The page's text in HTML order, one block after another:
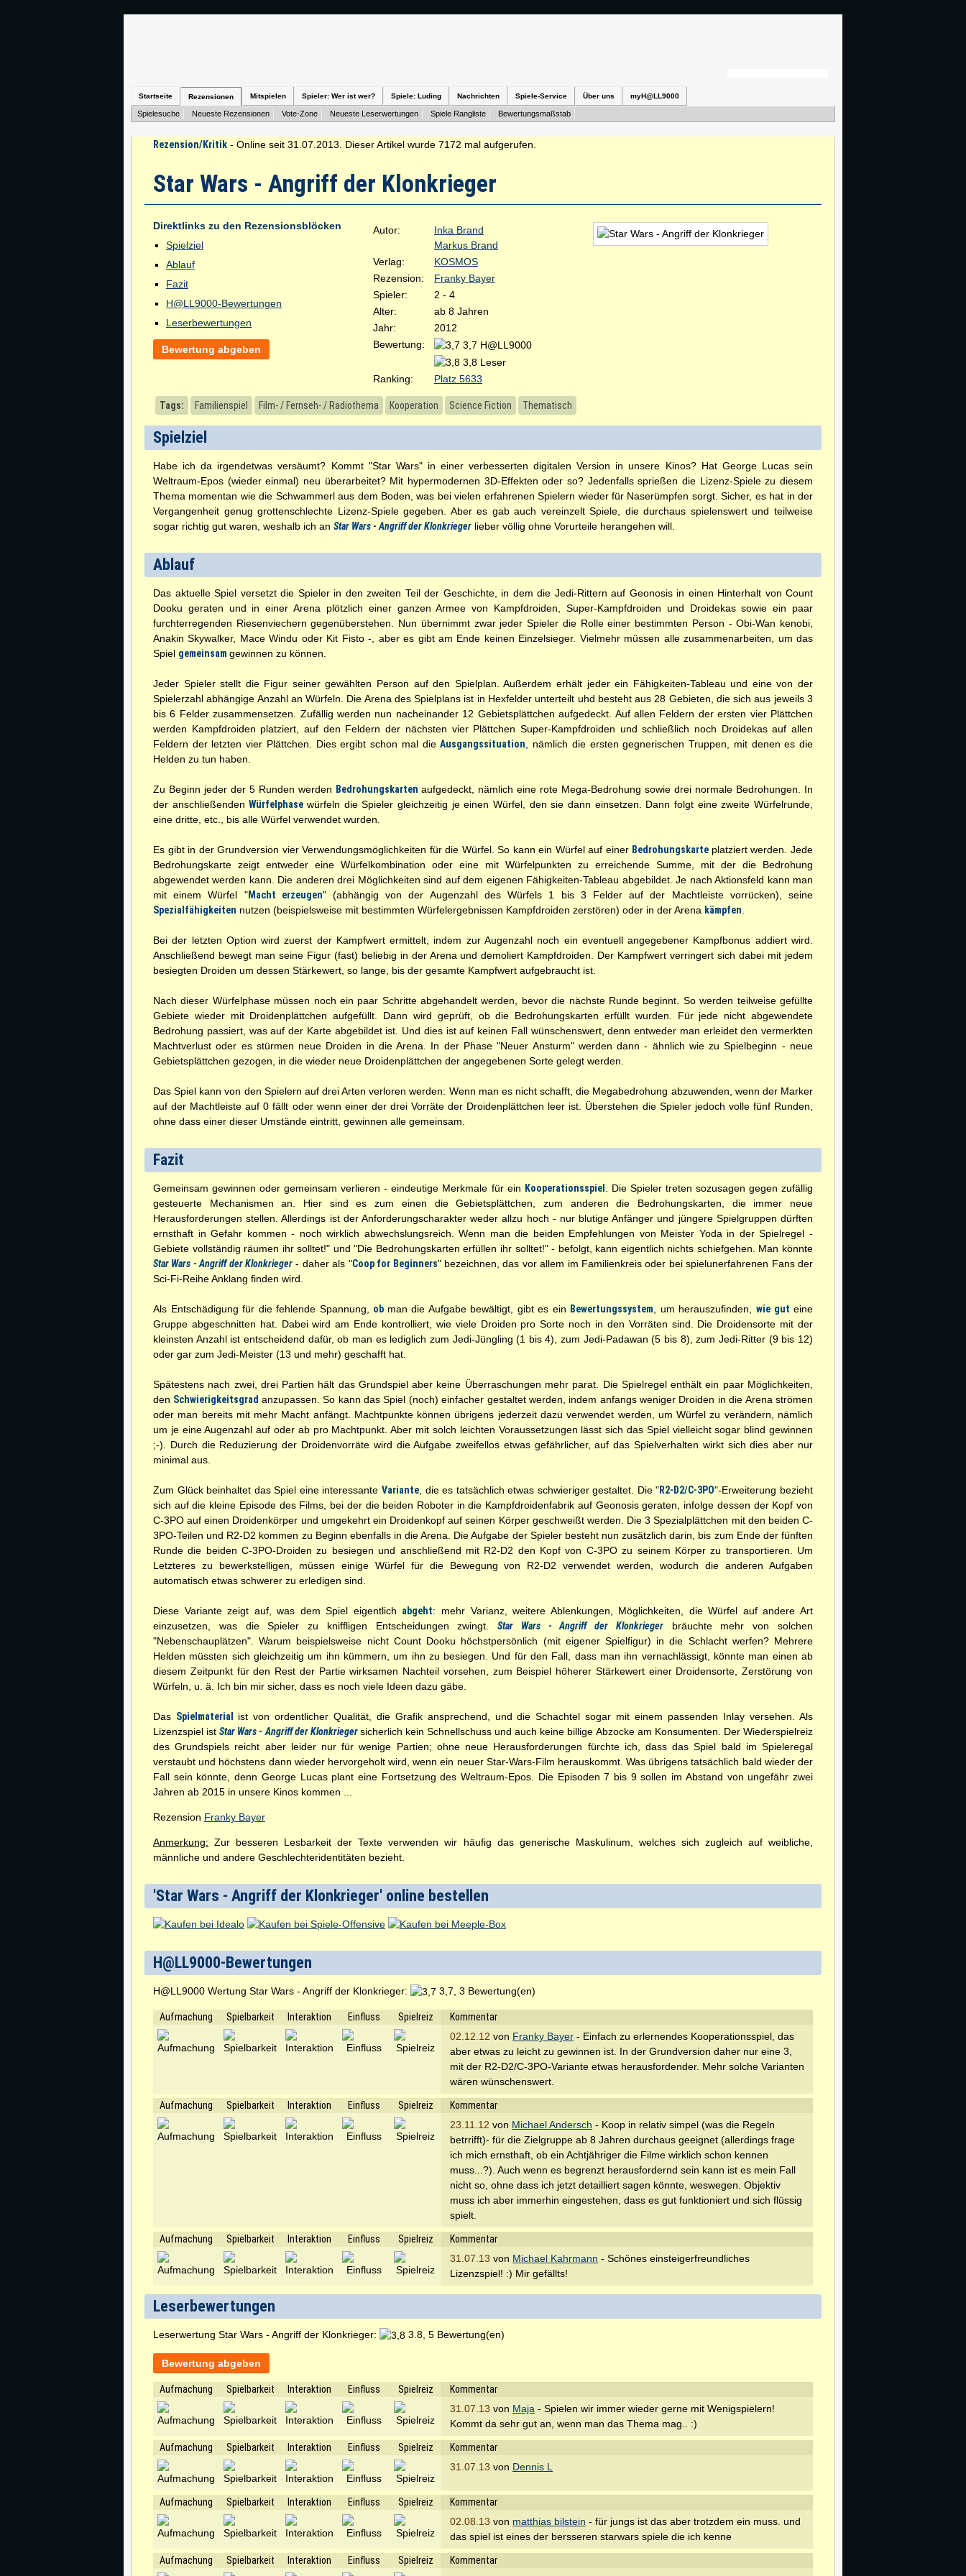
Startseite Rezensionen Mitspielen Spieler: Wer ist wer? Spiele: Luding Nachrichten Spiele-Service Über uns myH@LL9000
Spielesuche Neueste Rezensionen Vote-Zone Neueste Leserwertungen Spiele Rangliste Bewertungsmaßstab
Rezension/Kritik - Online seit 31.07.2013. Dieser Artikel wurde 7172 mal aufgerufen.
Star Wars - Angriff der Klonkrieger
Direktlinks zu den Rezensionsblöcken
Spielziel
Ablauf
Fazit
H@LL9000-Bewertungen
Leserbewertungen
Bewertung abgeben
Autor:
Inka Brand
Markus Brand
Verlag:
KOSMOS
Rezension:
Franky Bayer
Spieler:
2 - 4
Alter:
ab 8 Jahren
Jahr:
2012
Bewertung:
3,7 H@LL9000
3,8 Leser
Ranking:
Platz 5633
Tags: Familienspiel Film- / Fernseh- / Radiothema Kooperation Science Fiction Thematisch
Spielziel
Habe ich da irgendetwas versäumt? Kommt "Star Wars" in einer verbesserten digitalen Version in unsere Kinos? Hat George Lucas sein
Weltraum-Epos (wieder einmal) neu überarbeitet? Mit hypermodernen 3D-Effekten oder so? Jedenfalls sprießen die Lizenz-Spiele zu diesem
Thema momentan wie die Schwammerl aus dem Boden, was bei vielen erfahrenen Spielern wieder für Naserümpfen sorgt. Sicher, es hat in der
Vergangenheit genug grottenschlechte Lizenz-Spiele gegeben. Aber es gab auch vereinzelt Spiele, die durchaus spielenswert und teilweise
sogar richtig gut waren, weshalb ich an Star Wars - Angriff der Klonkrieger lieber völlig ohne Vorurteile herangehen will.
Ablauf
Das aktuelle Spiel versetzt die Spieler in den zweiten Teil der Geschichte, in dem die Jedi-Rittern auf Geonosis in einen Hinterhalt von Count
Dooku geraten und in einer Arena plötzlich einer ganzen Armee von Kampfdroiden, Super-Kampfdroiden und Droidekas sowie ein paar
furchterregenden Riesenviechern gegenüberstehen. Nun übernimmt zwar jeder Spieler die Rolle einer bestimmten Person - Obi-Wan kenobi,
Anakin Skywalker, Mace Windu oder Kit Fisto -, aber es gibt am Ende keinen Einzelsieger. Vielmehr müssen alle zusammenarbeiten, um das
Spiel gemeinsam gewinnen zu können.
Jeder Spieler stellt die Figur seiner gewählten Person auf den Spielplan. Außerdem erhält jeder ein Fähigkeiten-Tableau und eine von der
Spielerzahl abhängige Anzahl an Würfeln. Die Arena des Spielplans ist in Hexfelder unterteilt uhd besteht aus 28 Gebieten, die sich aus jeweils 3
bis 6 Felder zusammensetzen. Zufällig werden nun nacheinander 12 Gebietsplättchen aufgedeckt. Auf allen Feldern der ersten vier Plättchen
werden Kampfdroiden platziert, auf den Feldern der nächsten vier Plättchen Super-Kampfdroiden und schließlich noch Droidekas auf allen
Feldern der letzten vier Plättchen. Dies ergibt schon mal dieAusgangssituation , nämlich die ersten gegnerischen Truppen, mit denen es die
Helden zu tun haben.
Zu Beginn jeder der 5 Runden werden Bedrohungskarten aufgedeckt, nämlich eine rote Mega-Bedrohung sowie drei normale Bedrohungen. In
der anschließendenWürfelphasewürfeln die Spieler gleichzeitig je einen Würfel, den sie dann einsetzen. Dann folgt eine zweite Würfelrunde,
eine dritte, etc., bis alle Würfel verwendet wurden.
Es gibt in der Grundversion vier Verwendungsmöglichkeiten für die Würfel. So kann ein Würfel auf einer Bedrohungskarte platziert werden. Jede
Bedrohungskarte zeigt entweder eine Würfelkombination oder eine mit Würfelpunkten zu erreichende Summe, mit der die Bedrohung
abgewendet werden kann. Die anderen drei Möglichkeiten sind auf dem eigenen Fähigkeiten-Tableau abgebildet. Je nach Aktionsfeld kann man
mit einem Würfel "Macht erzeugen" (abhängig von der Augenzahl des Würfels 1 bis 3 Felder auf der Machtleiste vorrücken), seine
Spezialfähigkeiten nutzen (beispielsweise mit bestimmten Würfelergebnissen Kampfdroiden zerstören) oder in der Arena kämpfen
Bei der letzten Option wird zuerst der Kampfwert ermittelt, indem zur Augenzahl noch ein eventuell angegebener Kampfbonus addiert wird.
Anschließend bewegt man seine Figur (fast) beliebig in der Arena und demoliert Kampfdroiden. Der Kampfwert verringert sich dabei mit jedem
besiegten Droiden um dessen Stärkewert, so lange, bis der gesamte Kampfwert aufgebraucht ist.
Nach dieser Würfelphase müssen noch ein paar Schritte abgehandelt werden, bevor die nächste Runde beginnt. So werden teilweise gefüllte
Gebiete wieder mit Droidenplättchen aufgefüllt. Dann wird geprüft, ob die Bedrohungskarten erfüllt wurden. Für jede nicht abgewendete
Bedrohung passiert, was auf der Karte abgebildet ist. Und dies ist auf keinen Fall wünschenswert, denn entweder man erleidet den vermerkten
Machtverlust oder es stürmen neue Droiden in die Arena. In der Phase "Neuer Ansturm" werden dann - ähnlich wie zu Spielbeginn - neue
Gebietsplättchen gezogen, in die wieder neue Droidenplättchen der angegebenen Sorte gelegt werden.
Das Spiel kann von den Spielern auf drei Arten verloren werden: Wenn man es nicht schafft, die Megabedrohung abzuwenden, wenn der Marker
auf der Machtleiste auf 0 fällt oder wenn einer der drei Vorräte der Droidenplättchen leer ist. Überstehen die Spieler jedoch volle fünf Runden,
ohne dass einer dieser Umstände eintritt, gewinnen alle gemeinsam.
Fazit
Gemeinsam gewinnen oder gemeinsam verlieren - eindeutige Merkmale für ein Kooperationsspiel
. Die Spieler treten sozusagen gegen zufällig
gesteuerte Mechanismen an. Hier sind es zum einen die Gebietsplättchen, zum anderen die Bedrohungskarten, die immer neue
Herausforderungen stellen. Allerdings ist der Anforderungscharakter weder allzu hoch - nur blutige Anfänger und jüngere Spielgruppen dürften
ernsthaft in Gefahr kommen - noch wirklich abwechslungsreich. Wenn man die beiden Empfehlungen von Meister Yoda in der Spielregel -
Gebiete vollständig räumen ihr solltet!" und "Die Bedrohungskarten erfüllen ihr solltet!" - befolgt, kann eigentlich nichts schiefgehen. Man könnte
Star Wars - Angriff der Klonkrieger - daher als "Coop for Beginners" bezeichnen, das vor allem im Familienkreis oder bei spielunerfahrenen Fans der
Sci-Fi-Reihe Anklang finden wird.
Als Entschädigung für die fehlende Spannung, ob man die Aufgabe bewältigt, gibt es ein Bewertungssystem , um herauszufinden, wie gut eine
Gruppe abgeschnitten hat. Dabei wird am Ende kontrolliert, wie viele Droiden pro Sorte noch in den Vorräten sind. Die Droidensorte mit der
kleinsten Anzahl ist entscheidend dafür, ob man es lediglich zum Jedi-Jüngling (1 bis 4), zum Jedi-Padawan (5 bis 8), zum Jedi-Ritter (9 bis 12)
oder gar zum Jedi-Meister (13 und mehr) geschafft hat.
Spätestens nach zwei, drei Partien hält das Grundspiel aber keine Überraschungen mehr parat. Die Spielregel enthält ein paar Möglichkeiten,
den Schwierigkeitsgrad anzupassen. So kann das Spiel (noch) einfacher gestaltet werden, indem anfangs weniger Droiden in die Arena strömen
oder man bereits mit mehr Macht anfängt. Machtpunkte können übrigens jederzeit dazu verwendet werden, um Würfel zu verändern, nämlich
um je eine Augenzahl auf oder ab pro Machtpunkt. Aber mit solch leichten Voraussetzungen lässt sich das Spiel vielleicht sogar blind gewinnen
;-). Durch die Reduzierung der Droidenvorräte wird die Aufgabe zweifellos etwas gefährlicher, auf das Spielverhalten wirkt sich dies aber nur
minimal aus.
Zum Glück beinhaltet das Spiel eine interessante Variante, die es tatsächlich etwas schwieriger gestaltet. Die "R2-D2/C-3PO"-Erweiterung bezieht
sich auf die kleine Episode des Films, bei der die beiden Roboter in die Kampfdroidenfabrik auf Geonosis geraten, infolge dessen der Kopf von
C-3PO auf einen Droidenkörper und umgekehrt ein Droidenkopf auf seinen Körper geschweißt werden. Die 3 Spezialplättchen mit den beiden C-
3PO-Teilen und R2-D2 kommen zu Beginn ebenfalls in die Arena. Die Aufgabe der Spieler besteht nun zusätzlich darin, bis zum Ende der fünften
Runde die beiden C-3PO-Droiden zu besiegen und anschließend mit R2-D2 den Kopf von C-3PO zu seinem Körper zu transportieren. Um
Letzteres zu bewerkstelligen, müssen einige Würfel für die Bewegung von R2-D2 verwendet werden, wodurch die anderen Aufgaben
automatisch etwas schwerer zu erledigen sind.
Diese Variante zeigt auf, was dem Spiel eigentlich abgeht: mehr Varianz, weitere Ablenkungen, Möglichkeiten, die Würfel auf andere Art
einzusetzen, was die Spieler zu kniffligen Entscheidungen zwingt.Star Wars - Angriff der Klonkriegerbräuchte mehr von solchen
"Nebenschauplätzen". Warum beispielsweise nicht Count Dooku höchstpersönlich (mit eigener Spielfigur) in die Schlacht werfen? Mehrere
Helden müssten sich gleichzeitig um ihn kümmern, um ihn zu besiegen. Und für den Fall, dass man ihn vernachlässigt, könnte man einen ab
diesem Zeitpunkt für den Rest der Partie wirksamen Nachteil vorsehen, zum Beispiel höherer Stärkewert einer Droidensorte, Zerstörung von
Würfeln, u. ä. Ich bin mir sicher, dass es noch viele Ideen dazu gäbe.
Das Spielmaterial ist von ordentlicher Qualität, die Grafik ansprechend, und die Schachtel sogar mit einem passenden Inlay versehen. Als
Lizenzspiel istStar Wars - Angriff der Klonkriegersicherlich kein Schnellschuss und auch keine billige Abzocke am Konsumenten. Der Wiederspielreiz
des Grundspiels reicht aber leider nur für wenige Partien; ohne neue Herausforderungen fürchte ich, dass das Spiel bald im Spieleregal
verstaubt und höchstens dann wieder hervorgeholt wird, wenn ein neuer Star-Wars-Film herauskommt. Was übrigens tatsächlich bald wieder der
Fall sein könnte, denn George Lucas plant eine Fortsetzung des Weltraum-Epos. Die Episoden 7 bis 9 sollen im Abstand von ungefähr zwei
Jahren ab 2015 in unsere Kinos kommen ...
Rezension Franky Bayer
Anmerkung: Zur besseren Lesbarkeit der Texte verwenden wir häufig das generische Maskulinum, welches sich zugleich auf weibliche,
männliche und andere Geschlechteridentitäten bezieht.
'Star Wars - Angriff der Klonkrieger' online bestellen
H@LL9000-Bewertungen
H@LL9000 Wertung Star Wars - Angriff der Klonkrieger: 3,7, 3 Bewertung(en)
Aufmachung Spielbarkeit Interaktion Einfluss Spielreiz
Kommentar
02.12.12 von Franky Bayer - Einfach zu erlernendes Kooperationsspiel, das
aber etwas zu leicht zu gewinnen ist. In der Grundversion daher nur eine 3,
mit der R2-D2/C-3PO-Variante etwas herausfordender. Mehr solche Varianten
wären wünschenswert.
Aufmachung Spielbarkeit Interaktion Einfluss Spielreiz
Kommentar
23.11.12 von Michael Andersch - Koop in relativ simpel (was die Regeln
betrrifft)- für die Zielgruppe ab 8 Jahren durchaus geeignet (allerdings frage
ich mich ernsthaft, ob ein Achtjähriger die Filme wirklich schon kennen
muss...?). Auch wenn es begrenzt herausfordernd sein kann ist es mein Fall
nicht so, ohne dass ich jetzt detailliert sagen könnte, weswegen. Objektiv
muss ich aber immerhin eingestehen, dass es gut funktioniert und sich flüssig
spielt.
Aufmachung Spielbarkeit Interaktion Einfluss Spielreiz
Kommentar
31.07.13 von Michael Kahrmann - Schönes einsteigerfreundliches
Lizenzspiel! :) Mir gefällts!
Leserbewertungen
Leserwertung Star Wars - Angriff der Klonkrieger: 3.8, 5 Bewertung(en)
Bewertung abgeben
Aufmachung Spielbarkeit Interaktion Einfluss Spielreiz
Kommentar
31.07.13 von Maja - Spielen wir immer wieder gerne mit Wenigspielern!
Kommt da sehr gut an, wenn man das Thema mag.. :)
Aufmachung Spielbarkeit Interaktion Einfluss Spielreiz
Kommentar
31.07.13 von Dennis L
Aufmachung Spielbarkeit Interaktion Einfluss Spielreiz
Kommentar
02.08.13 von matthias bilstein - für jungs ist das aber trotzdem ein muss. und
das spiel ist eines der bersseren starwars spiele die ich kenne
Aufmachung Spielbarkeit Interaktion Einfluss Spielreiz
Kommentar